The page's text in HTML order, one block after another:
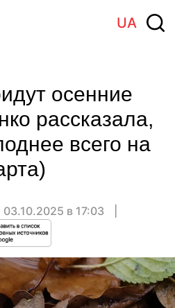
UA
осенние
рассказала,
всего на
03.10.2025 в 17:03